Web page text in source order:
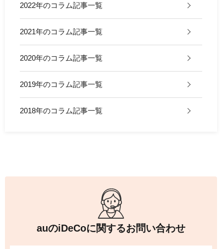
2022年のコラム記事一覧
2021年のコラム記事一覧
2020年のコラム記事一覧
2019年のコラム記事一覧
2018年のコラム記事一覧
auのiDeCoに関するお問い合わせ